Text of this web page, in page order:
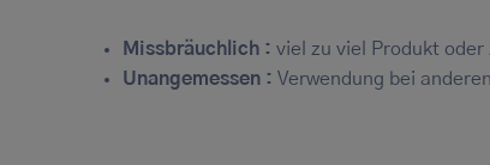
Missbräuchlich : viel zu viel Produkt oder
Unangemessen : Verwendung bei